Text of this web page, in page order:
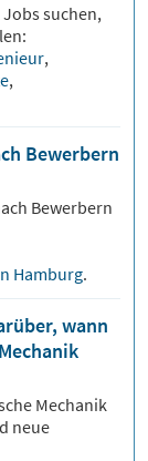
Jobs suchen,
,
,
Bewerbern
Bewerbern
Hamburg.
wann
Mechanik
neue